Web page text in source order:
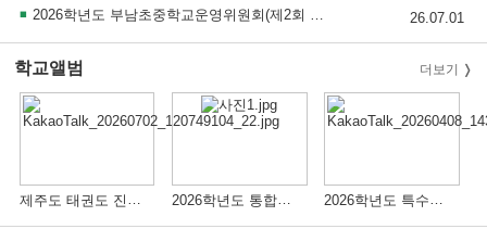
2026학년도 부남초중학교운영위원회(제2회 임시회) 방청 안내
26.07.01
학교앨범 더보기
제주도 태권도 진로체험학습 2026학년도 통합체육 프로그램 2026학년도 특수교육 진로체험프로그램 사진